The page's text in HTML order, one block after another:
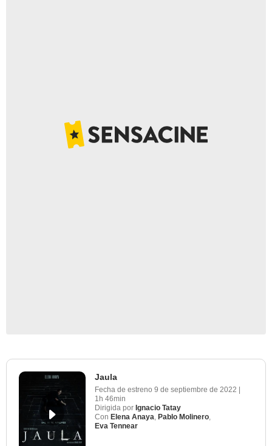
Jaula
Fecha de estreno 9 de septiembre de 2022 |
1h 46min
Dirigida por Ignacio Tatay
Con Elena Anaya Pablo Molinero
Eva Tennear